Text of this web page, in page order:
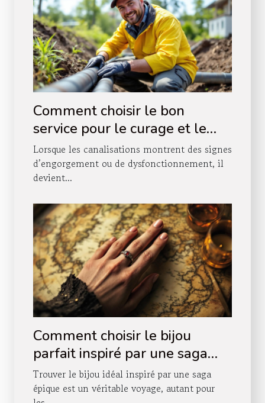
Comment choisir le bon
service pour le curage et le
pompage de vos canalisations
?
Lorsque les canalisations montrent des signes
d’engorgement ou de dysfonctionnement, il
devient...
Comment choisir le bijou
parfait inspiré par une saga
épique ?
Trouver le bijou idéal inspiré par une saga
épique est un véritable voyage, autant pour